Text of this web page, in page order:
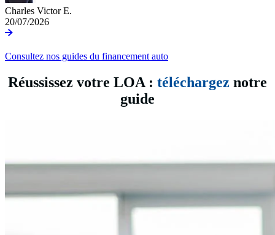
Charles Victor E.
20/07/2026
Consultez nos guides du financement auto
Réussissez votre LOA : téléchargez notre
guide